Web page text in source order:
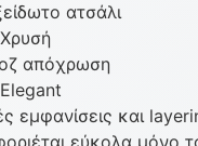
ατσάλι
Χρυσή
απόχρωση
εμφανίσεις και